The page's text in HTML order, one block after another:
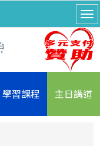
學習課程 主日講道